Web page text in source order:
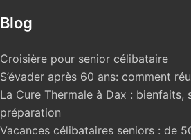
Blog
Croisière pour senior célibataire
S’évader après 60 ans: comment
La Cure Thermale à Dax : bienfaits,
préparation
Vacances célibataires seniors : de